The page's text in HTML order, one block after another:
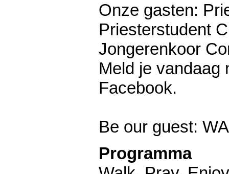
Onze gasten:
Priesterstudent
Jongerenkoor
Meld je vandaag
Facebook.
Be our guest:
Programma